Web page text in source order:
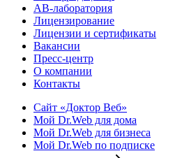
АВ-лаборатория
Лицензирование
Лицензии и сертификаты
Вакансии
Пресс-центр
О компании
Контакты
Сайт «Доктор Веб»
Мой Dr.Web для дома
Мой Dr.Web для бизнеса
Мой Dr.Web по подписке